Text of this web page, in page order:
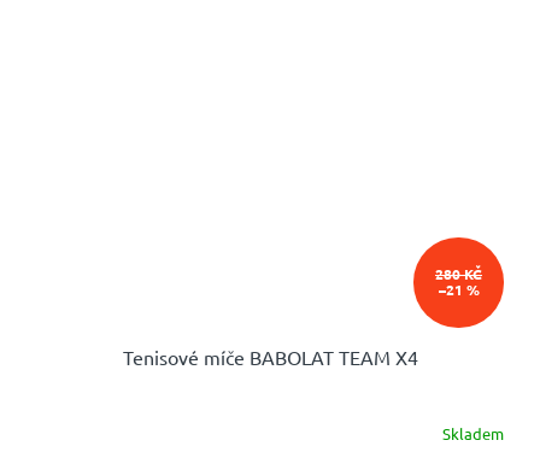
280 KČ
–21 %
Tenisové míče BABOLAT TEAM X4
Skladem